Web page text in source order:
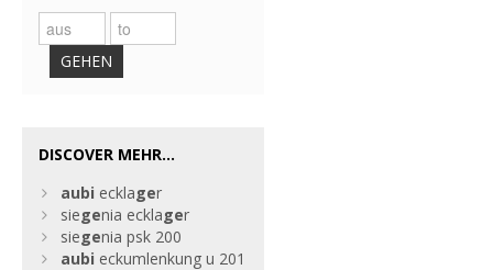
GEHEN
DISCOVER MEHR...
aubi ecklager
siegenia ecklager
siegenia psk 200
aubi eckumlenkung u 201